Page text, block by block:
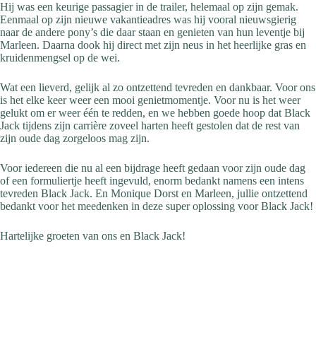
Hij was een keurige passagier in de trailer, helemaal op zijn gemak.
Eenmaal op zijn nieuwe vakantieadres was hij vooral nieuwsgierig
naar de andere pony’s die daar staan en genieten van hun leventje bij
Marleen. Daarna dook hij direct met zijn neus in het heerlijke gras en
kruidenmengsel op de wei.
Wat een lieverd, gelijk al zo ontzettend tevreden en dankbaar. Voor ons
is het elke keer weer een mooi genietmomentje. Voor nu is het weer
gelukt om er weer één te redden, en we hebben goede hoop dat Black
Jack tijdens zijn carrière zoveel harten heeft gestolen dat de rest van
zijn oude dag zorgeloos mag zijn.
Voor iedereen die nu al een bijdrage heeft gedaan voor zijn oude dag
of een formuliertje heeft ingevuld, enorm bedankt namens een intens
tevreden Black Jack. En Monique Dorst en Marleen, jullie ontzettend
bedankt voor het meedenken in deze super oplossing voor Black Jack!
Hartelijke groeten van ons en Black Jack!